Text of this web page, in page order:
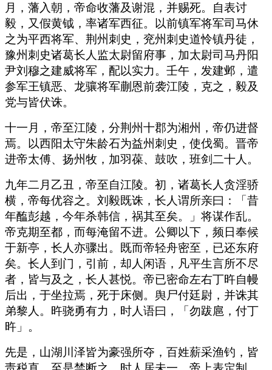
月，藩入朝，帝命收藩及谢混，并赐死。自表讨
毅，又假黄钺，率诸军西征。以前镇军将军司马休
之为平西将军、荆州刺史，兖州刺史道怜镇丹徒，
豫州刺史诸葛长人监太尉留府事，加太尉司马丹阳
尹刘穆之建威将军，配以实力。壬午，发建邺，遣
参军王镇恶、龙骧将军蒯恩前袭江陵，克之，毅及
党与皆伏诛。
十一月，帝至江陵，分荆州十郡为湘州，帝仍进督
焉。以西阳太守朱龄石为益州刺史，使伐蜀。晋帝
进帝太傅、扬州牧，加羽葆、鼓吹，班剑二十人。
九年二月乙丑，帝至自江陵。初，诸葛长人贪淫骄
横，帝每优容之。刘毅既诛，长人谓所亲曰：「昔
年醢彭越，今年杀韩信，祸其至矣。」将谋作乱。
帝克期至都，而每淹留不进。公卿以下，频日奉候
于新亭，长人亦骤出。既而帝轻舟密至，已还东府
矣。长人到门，引前，却人闲语，凡平生言所不尽
者，皆与及之，长人甚悦。帝已密命左右丁旿自幔
后出，于坐拉焉，死于床侧。舆尸付廷尉，并诛其
弟黎人。旿骁勇有力，时人语曰，「勿跋扈，付丁
旿」。
先是，山湖川泽皆为豪强所夺，百姓薪采渔钓，皆